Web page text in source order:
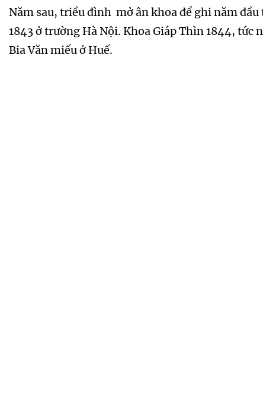
Năm sau, triều đình mở ân khoa để ghi năm
1843 ở trường Hà Nội. Khoa Giáp Thìn 1844,
Bia Văn miếu ở Huế.